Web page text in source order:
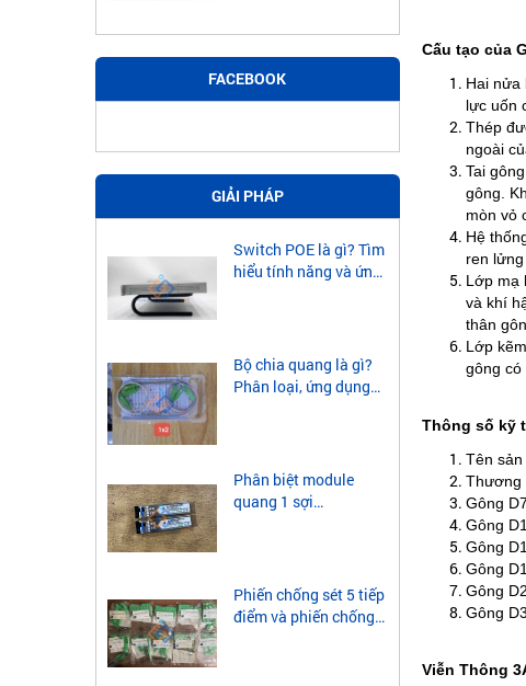
FACEBOOK
GIẢI PHÁP
Switch POE là gì? Tìm
hiểu tính năng và ứng
Bộ chia quang là gì?
Phân loại, ứng dụng
Phân biệt module
quang 1 sợi
Phiến chống sét 5 tiếp
điểm và phiến chống
Cấu tạo của
Hai nửa
lực uốn
Thép
ngoài
Tai
gông.
mòn vỏ
Hệ
ren
Lớp mạ
và khí
thân
Lớp
gông có
Thông số kỹ
Tên
Thương
Gông
Gông
Gông
Gông
Gông
Gông
Viễn Thông